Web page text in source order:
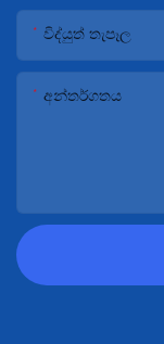
විද්යුත් තැපෑල
අන්තර්ගතය